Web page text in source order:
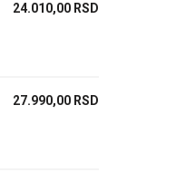
24.010,00 RSD
27.990,00 RSD